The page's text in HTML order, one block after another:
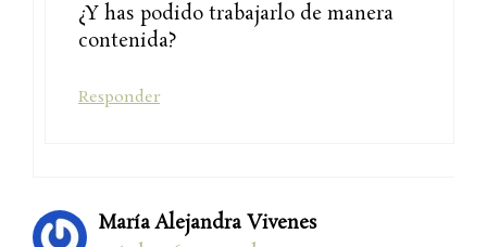
¿Y has podido trabajarlo de manera
contenida?
Responder
María Alejandra Vivenes